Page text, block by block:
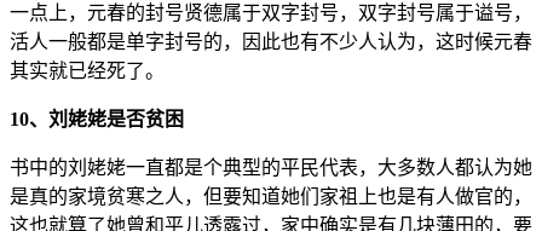
一点上，元春的封号贤德属于双字封号，双字封号属于谥号，
活人一般都是单字封号的，因此也有不少人认为，这时候元春
其实就已经死了。
10、刘姥姥是否贫困
书中的刘姥姥一直都是个典型的平民代表，大多数人都认为她
是真的家境贫寒之人，但要知道她们家祖上也是有人做官的，
这也就算了她曾和平儿透露过，家中确实是有几块薄田的，要